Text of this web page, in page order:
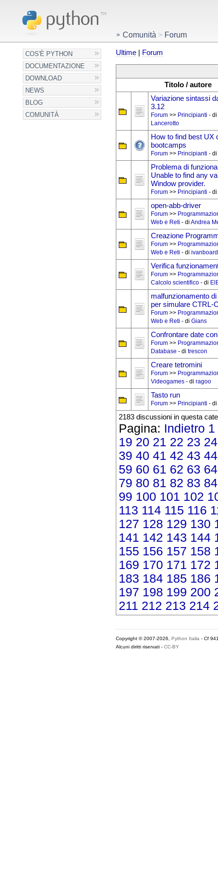
COS'È PYTHON
DOCUMENTAZIONE
DOWNLOAD
NEWS
BLOG
COMUNITÀ
Comunità > Forum
Ultime| Forum
Titolo / autore
Variazione sintassi
3.12
Forum>> Principianti - di
Lancerotto
How to find best UX
bootcamps
Forum>> Principianti - di
Problema di
Unable to find any
Window provider.
Forum>> Principianti - di
open-abb-driver
Forum>>
Web e Reti - di Andrea
Creazione
Forum>>
Web e Reti - di
Verifica
Forum>>
Calcolo scientifico- di
malfunzionamento
per simulare CTRL-
Forum>>
Web e Reti - di Gians
Confrontare date
Forum>>
Database - di trescon
Creare tetromini
Forum>>
Videogames- di ragoo
Tasto run
Forum>> Principianti - di
2183 discussioni in questa
Pagina: Indietro 1
19 20 21 22 23 24
39 40 41 42 43 44
59 60 61 62 63 64
79 80 81 82 83 84
99 100 101 102
113 114 115 116
127 128 129 130
141 142 143 144
155 156 157 158
169 170 171 172
183 184 185 186
197 198 199 200
211 212 213 214
Copyright © 2007-2026, Python Italia - Cf
Alcuni diritti riservati - CC-BY